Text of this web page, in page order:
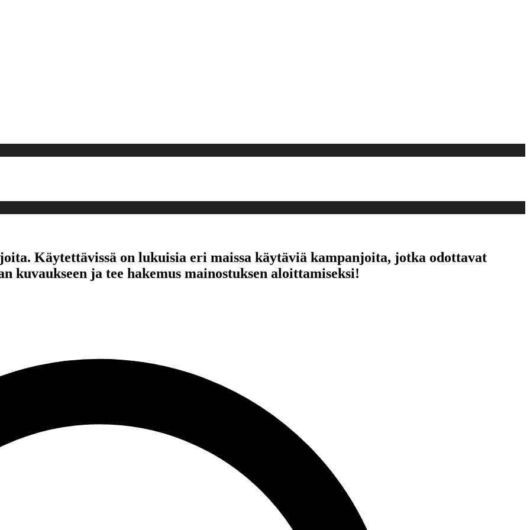
Käytettävissä on lukuisia eri maissa käytäviä kampanjoita, jotka odottavat
kuvaukseen ja tee hakemus mainostuksen aloittamiseksi!